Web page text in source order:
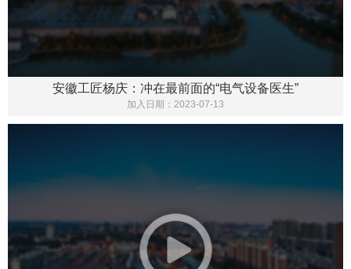
安徽工匠杨庆：冲在最前面的“电气设备医生”
加入日期： 2023-07-13